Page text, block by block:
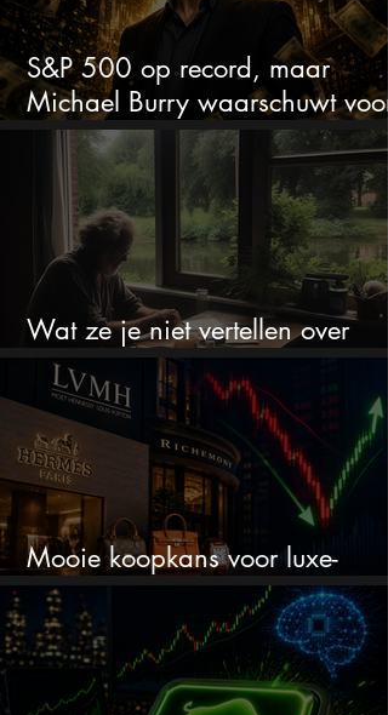
S&P 500 op record, maar
Michael Burry waarschuwt voor
crash zoals in 1987
Wat ze je niet vertellen over
erfbelasting
Mooie koopkans voor luxe-
aandelen door recente correctie?